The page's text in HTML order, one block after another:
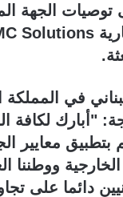
في
"أبارك لكافة
بتطبيق معايير
الخارجية
دائما على